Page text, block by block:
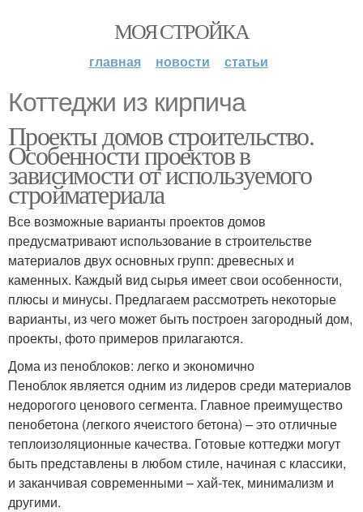
МОЯ СТРОЙКА
главная новости статьи
Коттеджи из кирпича
Проекты домов строительство.
Особенности проектов в
зависимости от используемого
стройматериала
Все возможные варианты проектов домов
предусматривают использование в строительстве
материалов двух основных групп: древесных и
каменных. Каждый вид сырья имеет свои особенности,
плюсы и минусы. Предлагаем рассмотреть некоторые
варианты, из чего может быть построен загородный дом,
проекты, фото примеров прилагаются.
Дома из пеноблоков: легко и экономично
Пеноблок является одним из лидеров среди материалов
недорогого ценового сегмента. Главное преимущество
пенобетона (легкого ячеистого бетона) – это отличные
теплоизоляционные качества. Готовые коттеджи могут
быть представлены в любом стиле, начиная с классики,
и заканчивая современными – хай-тек, минимализм и
другими.